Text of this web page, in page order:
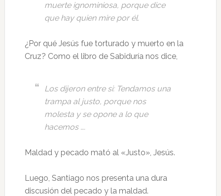
muerte ignominiosa, porque dice
que hay quien mire por él.
¿Por qué Jesús fue torturado y muerto en la
Cruz? Como el libro de Sabiduría nos dice,
Los dijeron entre si: Tendamos una
trampa al justo, porque nos
molesta y se opone a lo que
hacemos ….
Maldad y pecado mató al «Justo», Jesús.
Luego, Santiago nos presenta una dura
discusión del pecado y la maldad.